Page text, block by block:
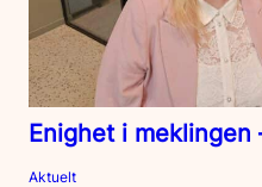
Enighet i meklingen
Aktuelt